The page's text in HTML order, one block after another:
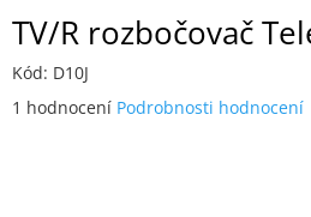
TV/R rozbočovač
Kód: D10J
Průměrné
1 hodnocení Podrobnosti hodnocení